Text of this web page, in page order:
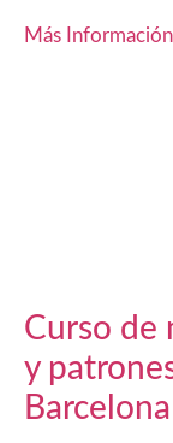
Más Información
Curso de
y
Barcelona